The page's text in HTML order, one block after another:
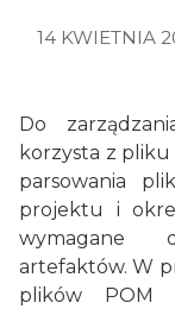
14 KWIETNIA
Do
korzysta z
parsowania
projektu i
wymagane
artefaktów. W
plików POM